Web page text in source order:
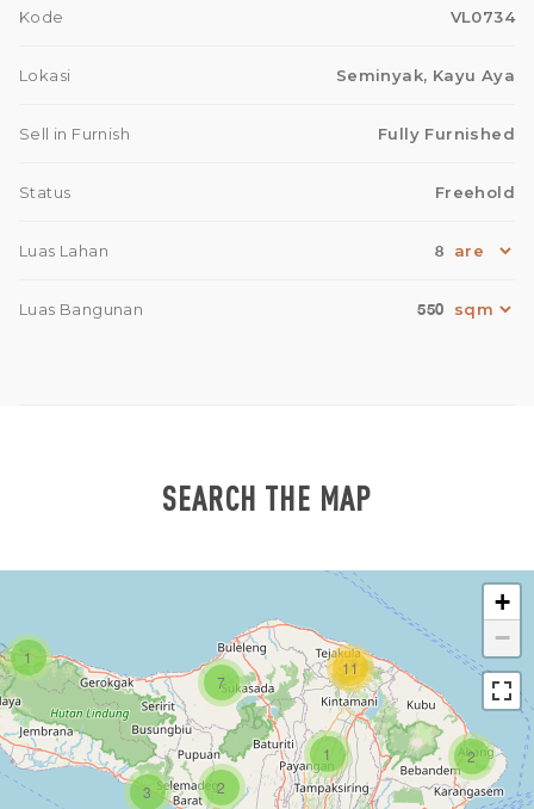
Kode VL0734
Lokasi Seminyak, Kayu Aya
Sell in Furnish Fully Furnished
Status Freehold
Luas Lahan 8
Luas Bangunan 550
SEARCH THE MAP
1
1
3
7
2
11
2
+
−